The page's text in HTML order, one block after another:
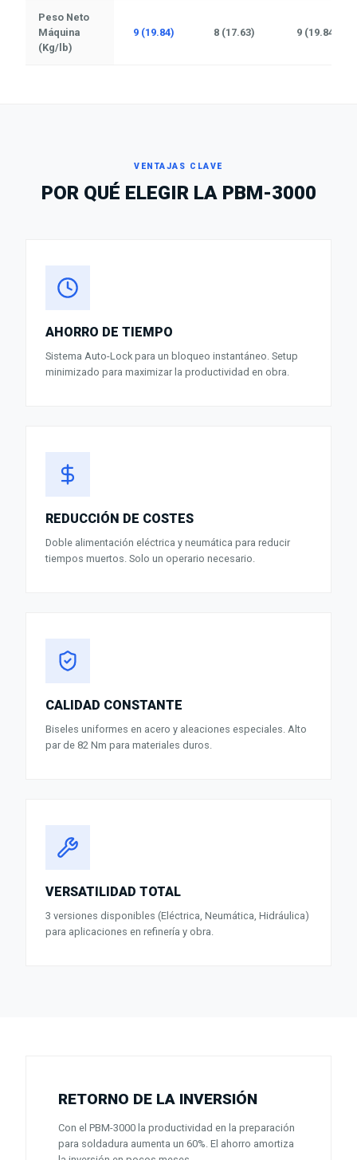
Peso Neto
Máquina
(Kg/lb)
9 (19.84) 8 (17.63) 9 (19.84)
VENTAJAS CLAVE
POR QUÉ ELEGIR LA PBM-3000
AHORRO DE TIEMPO
Sistema Auto-Lock para un bloqueo instantáneo. Setup
minimizado para maximizar la productividad en obra.
REDUCCIÓN DE COSTES
Doble alimentación eléctrica y neumática para reducir
tiempos muertos. Solo un operario necesario.
CALIDAD CONSTANTE
Biseles uniformes en acero y aleaciones especiales. Alto
par de 82 Nm para materiales duros.
VERSATILIDAD TOTAL
3 versiones disponibles (Eléctrica, Neumática, Hidráulica)
para aplicaciones en refinería y obra.
RETORNO DE LA INVERSIÓN
Con el PBM-3000 la productividad en la preparación
para soldadura aumenta un 60%. El ahorro amortiza